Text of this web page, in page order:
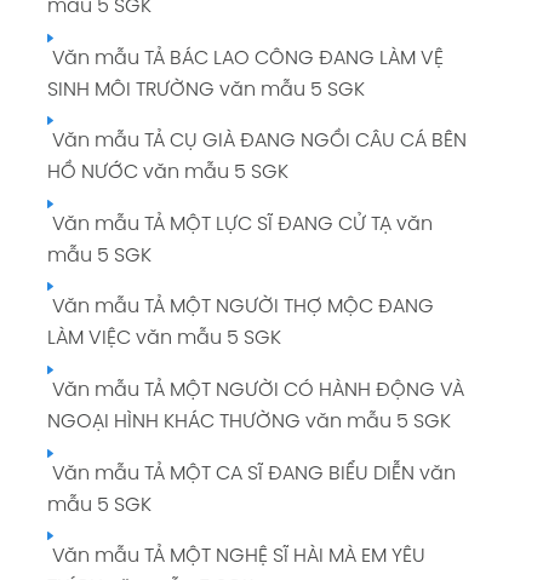
mẫu 5 SGK
Văn mẫu TẢ BÁC LAO CÔNG ĐANG LÀM VỆ
SINH MÔI TRƯỜNG văn mẫu 5 SGK
Văn mẫu TẢ CỤ GIÀ ĐANG NGỒI CÂU CÁ BÊN
HỒ NƯỚC văn mẫu 5 SGK
Văn mẫu TẢ MỘT LỰC SĨ ĐANG CỬ TẠ văn
mẫu 5 SGK
Văn mẫu TẢ MỘT NGƯỜI THỢ MỘC ĐANG
LÀM VIỆC văn mẫu 5 SGK
Văn mẫu TẢ MỘT NGƯỜI CÓ HÀNH ĐỘNG VÀ
NGOẠI HÌNH KHÁC THƯỜNG văn mẫu 5 SGK
Văn mẫu TẢ MỘT CA SĨ ĐANG BIỂU DIỄN văn
mẫu 5 SGK
Văn mẫu TẢ MỘT NGHỆ SĨ HÀI MÀ EM YÊU